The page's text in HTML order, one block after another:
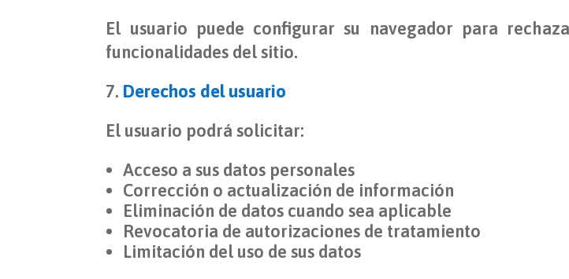
El usuario puede configurar su navegador para
funcionalidades del sitio.
Derechos del usuario
El usuario podrá solicitar:
Acceso a sus datos personales
Corrección o actualización de información
Eliminación de datos cuando sea aplicable
Revocatoria de autorizaciones de tratamiento
Limitación del uso de sus datos